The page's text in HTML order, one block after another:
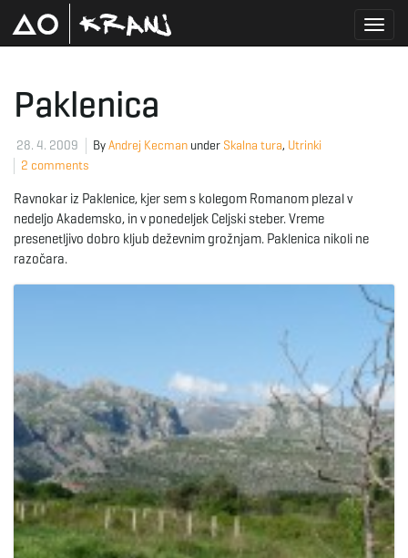
g
l
e
n
Paklenica
28. 4. 2009 ByAndrej Kecman under Skalna tura, Utrinki
2 comments
Ravnokar iz Paklenice, kjer sem s kolegom Romanom plezal v
nedeljo Akademsko, in v ponedeljek Celjski steber. Vreme
presenetljivo dobro kljub deževnim grožnjam. Paklenica nikoli ne
razočara.